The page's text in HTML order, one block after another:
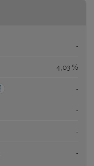
-
4,03 %
-
-
-
-